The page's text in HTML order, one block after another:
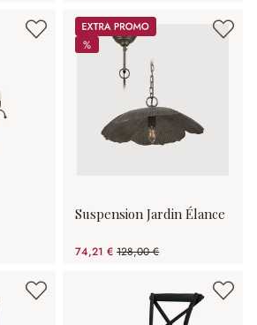
Promos
%
%
Suspension Jardin Élance
74,21 € 128,00 €
(42.02%spared)